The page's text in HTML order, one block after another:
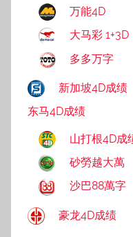
万能4D
大马彩 1+3D
多多万字
新加坡4D成绩
东马4D成绩
山打根4D成
砂勞越大萬
沙巴88萬字
豪龙4D成绩